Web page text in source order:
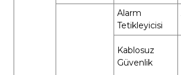
Alarm
Tetikleyicisi
Kablosuz
Güvenlik